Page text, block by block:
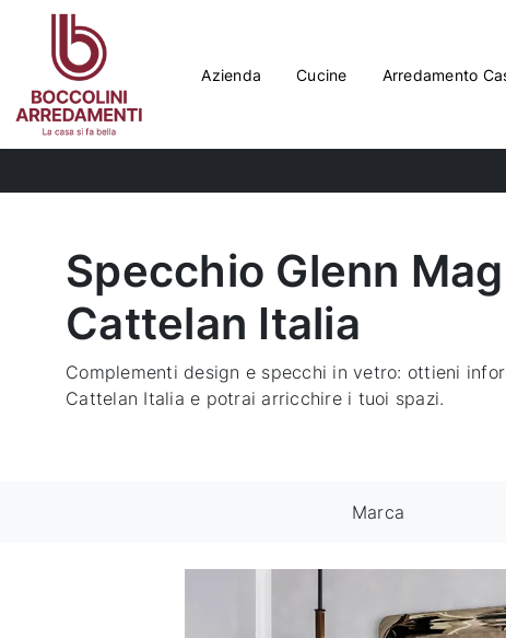
Azienda Cucine Arredamento
Specchio Glenn
Cattelan Italia
Complementi design e specchi in vetro: ottieni
Cattelan Italia e potrai arricchire i tuoi spazi.
Marca